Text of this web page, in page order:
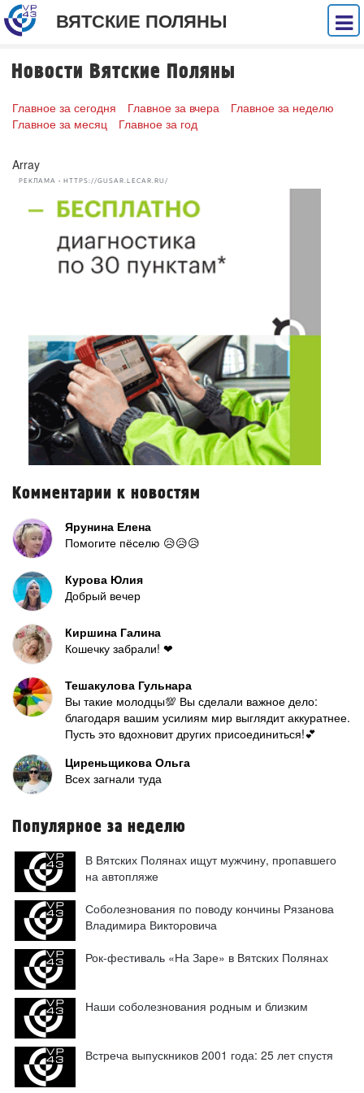
ВЯТСКИЕ ПОЛЯНЫ
Новости Вятские Поляны
Главное за сегодня Главное за вчера
Главное за неделю
Главное за месяц
Главное за год
Array
РЕКЛАМА • HTTPS://GUSAR.LECAR.RU/
Комментарии к новостям
Ярунина Елена
Помогите пёселю 😥😥😥
Курова Юлия
Добрый вечер
Киршина Галина
Кошечку забрали! ❤
Тешакулова Гульнара
Вы такие молодцы💯 Вы сделали важное дело:
благодаря вашим усилиям мир выглядит аккуратнее.
Пусть это вдохновит других присоединиться!💕
Циреньщикова Ольга
Всех загнали туда
Популярное за неделю
В Вятских Полянах ищут мужчину, пропавшего
на автопляже
Соболезнования по поводу кончины Рязанова
Владимира Викторовича
Рок-фестиваль «На Заре» в Вятских Полянах
Наши соболезнования родным и близким
Встреча выпускников 2001 года: 25 лет спустя